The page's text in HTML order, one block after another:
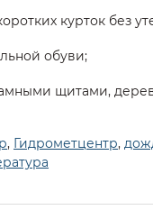
курток без
обуви;
щитами,
, Гидрометцентр,